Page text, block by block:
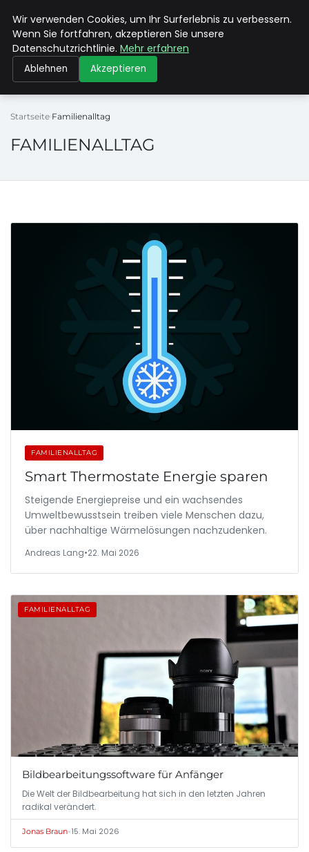
MUTTERERDE-BIO.DE
Startseite Familienalltag
FAMILIENALLTAG
FAMILIENALLTAG
Smart Thermostate Energie sparen
Steigende Energiepreise und ein wachsendes
Umweltbewusstsein treiben viele Menschen dazu,
über nachhaltige Wärmelösungen nachzudenken.
Andreas Lang•22. Mai 2026
FAMILIENALLTAG
Bildbearbeitungssoftware für Anfänger
Die Welt der Bildbearbeitung hat sich in den letzten Jahren
radikal verändert.
Jonas Braun•15. Mai 2026
Wir verwenden Cookies, um Ihr Surferlebnis zu verbessern.
Wenn Sie fortfahren, akzeptieren Sie unsere
Datenschutzrichtlinie. Mehr erfahren
Ablehnen Akzeptieren